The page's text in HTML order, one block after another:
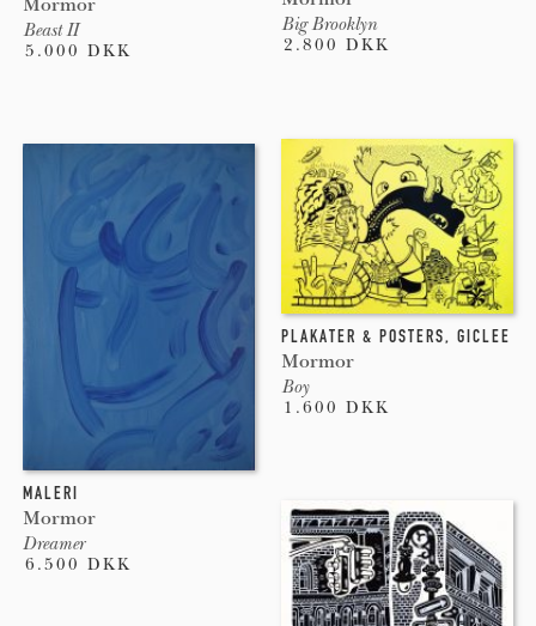
Big Brooklyn
2.800 DKK
Beast II
5.000 DKK
PLAKATER & POSTERS, GICLEE
Mormor
Boy
1.600 DKK
MALERI
Mormor
Dreamer
6.500 DKK